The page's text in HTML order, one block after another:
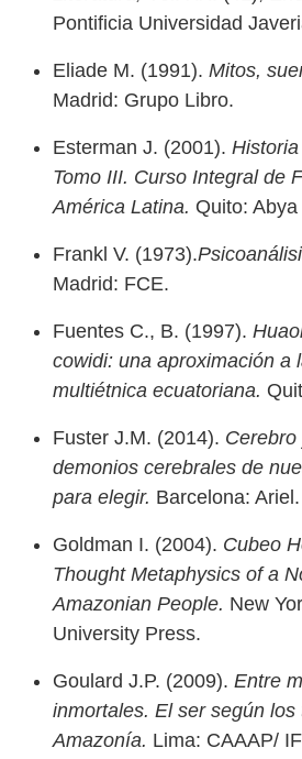
Pontificia Universidad
Eliade M. (1991). Mitos,
Madrid: Grupo Libro.
Esterman J. (2001).
Tomo III. Curso Integral de
América Latina. Quito: Abya
Frankl V. (1973).
Madrid: FCE.
Fuentes C., B. (1997).
cowidi: una aproximación a
multiétnica ecuatoriana.
Fuster J.M. (2014).
demonios cerebrales de
para elegir. Barcelona: Ariel.
Goldman I. (2004). Cubeo
Thought Metaphysics of a
Amazonian People. New
University Press.
Goulard J.P. (2009). Entre
inmortales. El ser según los
Amazonía. Lima: CAAAP/